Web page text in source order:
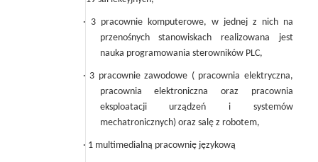
· 3 pracownie komputerowe, w jednej z nich na
przenośnych stanowiskach realizowana jest
nauka programowania sterowników PLC,
· 3 pracownie zawodowe ( pracownia elektryczna,
pracownia elektroniczna oraz pracownia
eksploatacji urządzeń i systemów
mechatronicznych) oraz salę z robotem,
· 1 multimedialną pracownię językową